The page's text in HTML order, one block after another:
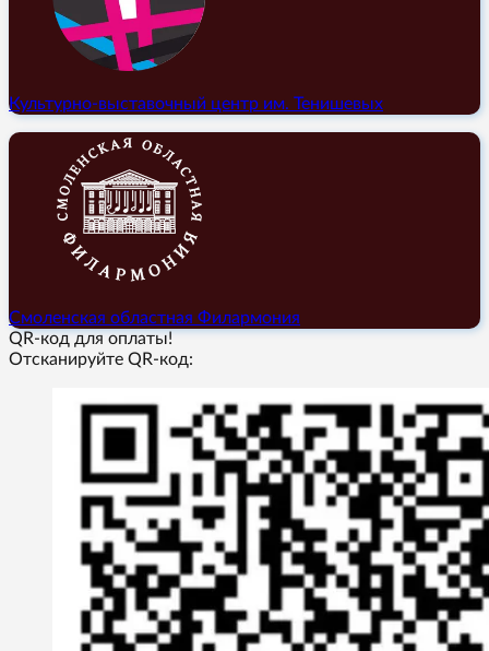
Культурно-выставочный центр им. Тенишевых
Смоленская областная Филармония
QR-код для оплаты!
Отсканируйте QR-код: